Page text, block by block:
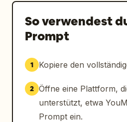
So verwendest
Prompt
1 Kopiere den
2 Öffne eine Plattform,
unterstützt, etwa
Prompt ein.